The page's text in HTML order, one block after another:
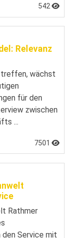
542
Relevanz
treffen, wächst
für den
zwischen
...
7501
Rathmer
den Service mit